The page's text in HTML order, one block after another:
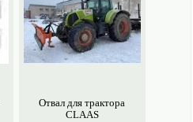
Отвал для трактора
CLAAS